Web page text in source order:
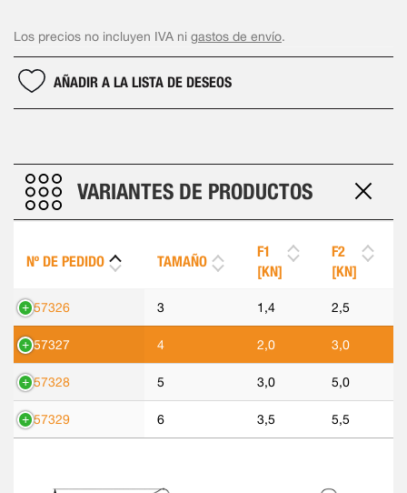
Los precios no incluyen IVA ni gastos de envío.
AÑADIR A LA LISTA DE DESEOS
VARIANTES DE PRODUCTOS
Nº DE PEDIDO TAMAÑO
F1
[KN]
F2
[KN]
557326 3 1,4 2,5
557327 4 2,0 3,0
557328 5 3,0 5,0
557329 6 3,5 5,5